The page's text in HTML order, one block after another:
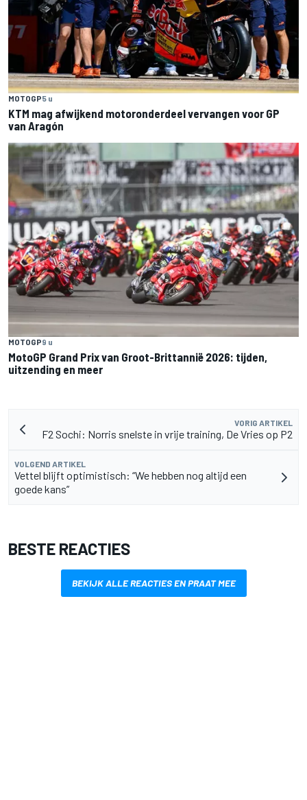
MOTOGP5 u
KTM mag afwijkend motoronderdeel vervangen voor GP
van Aragón
MOTOGP9 u
MotoGP Grand Prix van Groot-Brittannië 2026: tijden,
uitzending en meer
VORIG ARTIKEL
F2 Sochi: Norris snelste in vrije training, De Vries op P2
VOLGEND ARTIKEL
Vettel blijft optimistisch: “We hebben nog altijd een
goede kans”
BESTE REACTIES
BEKIJK ALLE REACTIES EN PRAAT MEE